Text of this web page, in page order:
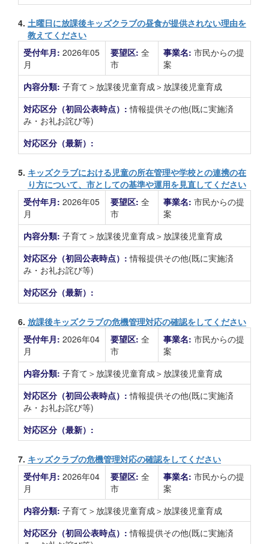
4. 土曜日に放課後キッズクラブの昼食が提供されない理由を
教えてください
受付年月: 2026年05
月
要望区: 全
市
事業名: 市民からの提
案
内容分類: 子育て＞放課後児童育成＞放課後児童育成
対応区分（初回公表時点）:情報提供その他(既に実施済
み・お礼お詫び等)
対応区分（最新）:
5. キッズクラブにおける児童の所在管理や学校との連携の在
り方について、市としての基準や運用を見直してください
受付年月: 2026年05
月
要望区: 全
市
事業名: 市民からの提
案
内容分類: 子育て＞放課後児童育成＞放課後児童育成
対応区分（初回公表時点）:情報提供その他(既に実施済
み・お礼お詫び等)
対応区分（最新）:
6. 放課後キッズクラブの危機管理対応の確認をしてください
受付年月: 2026年04
月
要望区: 全
市
事業名: 市民からの提
案
内容分類: 子育て＞放課後児童育成＞放課後児童育成
対応区分（初回公表時点）:情報提供その他(既に実施済
み・お礼お詫び等)
対応区分（最新）:
7. キッズクラブの危機管理対応の確認をしてください
受付年月: 2026年04
月
要望区: 全
市
事業名: 市民からの提
案
内容分類: 子育て＞放課後児童育成＞放課後児童育成
対応区分（初回公表時点）:情報提供その他(既に実施済